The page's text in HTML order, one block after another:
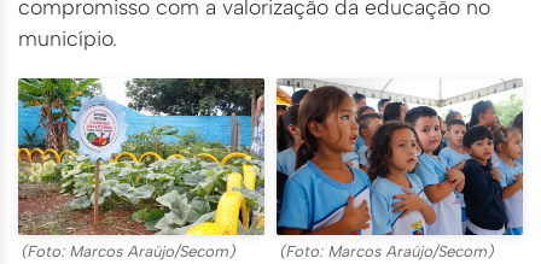
compromisso com a valorização da educação no
município.
(Foto: Marcos Araújo/Secom) (Foto: Marcos Araújo/Secom)